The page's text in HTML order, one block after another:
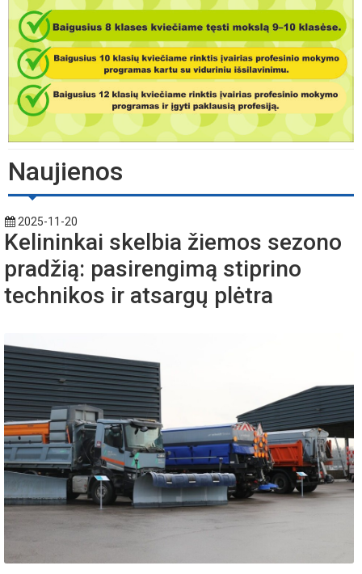
Naujienos
2025-11-20
Kelininkai skelbia žiemos sezono
pradžią: pasirengimą stiprino
technikos ir atsargų plėtra